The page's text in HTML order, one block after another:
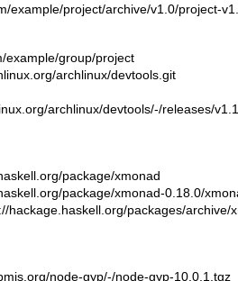
example/project/archive/v1.0/project-
example/group/project
archlinux/devtools.git
archlinux/devtools/-/releases/
package/xmonad
package/xmonad-0.18.0/
hackage.haskell.org/packages/archive/
node-gyp/-/node-gyp-10.0.1.tgz